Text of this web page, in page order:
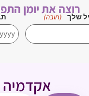
רוצה את יומן
שלך (חובה)
אקדמיה